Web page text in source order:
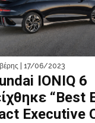
| 17/06/2023
IONIQ 6
“Best
Executive